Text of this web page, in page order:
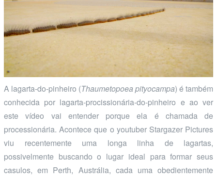
A lagarta-do-pinheiro (Thaumetopoea pityocampa) é também
conhecida por lagarta-procissionária-do-pinheiro e ao ver
este vídeo vai entender porque ela é chamada de
processionária. Acontece que o youtuber Stargazer Pictures
viu recentemente uma longa linha de lagartas,
possivelmente buscando o lugar ideal para formar seus
casulos, em Perth, Austrália, cada uma obedientemente